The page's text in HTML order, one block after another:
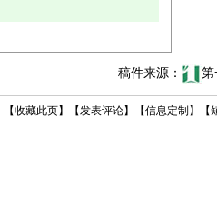
稿件来源： 第
【
【信息定制】
【发表评论】
【收藏此页】